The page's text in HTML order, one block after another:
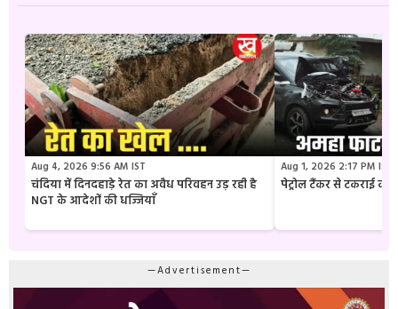
Aug 4, 2026 9:56 AM IST
चंदिया में दिनदहाड़े रेत का अवैध परिवहन उड़ रही है
NGT के आदेशों की धज्जियाँ
Aug 1, 2026 2:17 PM IST
पेट्रोल टैंकर से टकराई
—Advertisement—